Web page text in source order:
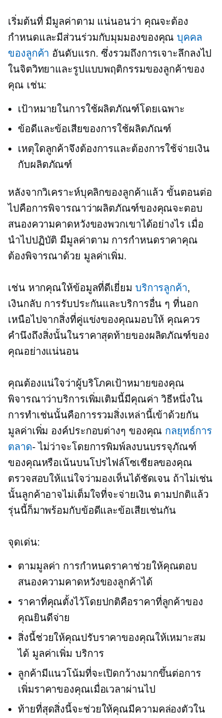
เริ่มต้นที่ มีมูลค่าตาม แน่นอนว่า คุณจะต้อง
กำหนดและมีส่วนร่วมกับมุมมองของคุณบุคคล
ของลูกค้า อันดับแรก. ซึ่งรวมถึงการเจาะลึกลงไป
ในจิตวิทยาและรูปแบบพฤติกรรมของลูกค้าของ
คุณ เช่น:
เป้าหมายในการใช้ผลิตภัณฑ์โดยเฉพาะ
ข้อดีและข้อเสียของการใช้ผลิตภัณฑ์
เหตุใดลูกค้าจึงต้องการและต้องการใช้จ่ายเงิน
กับผลิตภัณฑ์
หลังจากวิเคราะห์บุคลิกของลูกค้าแล้ว ขั้นตอนต่อ
ไปคือการพิจารณาว่าผลิตภัณฑ์ของคุณจะตอบ
สนองความคาดหวังของพวกเขาได้อย่างไร เมื่อ
นำไปปฏิบัติ มีมูลค่าตาม การกำหนดราคาคุณ
ต้องพิจารณาด้วย มูลค่าเพิ่ม.
เช่น หากคุณให้ข้อมูลที่ดีเยี่ยม บริการลูกค้า,
เงินกลับ การรับประกันและบริการอื่น ๆ ที่นอก
เหนือไปจากสิ่งที่คู่แข่งของคุณมอบให้ คุณควร
คำนึงถึงสิ่งนั้นในราคาสุดท้ายของผลิตภัณฑ์ของ
คุณอย่างแน่นอน
คุณต้องแน่ใจว่าผู้บริโภคเป้าหมายของคุณ
พิจารณาว่าบริการเพิ่มเติมนี้มีคุณค่า วิธีหนึ่งใน
การทำเช่นนั้นคือการรวมสิ่งเหล่านี้เข้าด้วยกัน
มูลค่าเพิ่ม องค์ประกอบต่างๆ ของคุณ กลยุทธ์การ
ตลาด- ไม่ว่าจะโดยการพิมพ์ลงบนบรรจุภัณฑ์
ของคุณหรือเน้นบนโปรไฟล์โซเชียลของคุณ
ตรวจสอบให้แน่ใจว่ามองเห็นได้ชัดเจน ถ้าไม่เช่น
นั้นลูกค้าอาจไม่เต็มใจที่จะจ่ายเงิน ตามปกติแล้ว
รุ่นนี้ก็มาพร้อมกับข้อดีและข้อเสียเช่นกัน
จุดเด่น:
ตามมูลค่า การกำหนดราคาช่วยให้คุณตอบ
สนองความคาดหวังของลูกค้าได้
ราคาที่คุณตั้งไว้โดยปกติคือราคาที่ลูกค้าของ
คุณยินดีจ่าย
สิ่งนี้ช่วยให้คุณปรับราคาของคุณให้เหมาะสม
ได้ มูลค่าเพิ่ม บริการ
ลูกค้ามีแนวโน้มที่จะเปิดกว้างมากขึ้นต่อการ
เพิ่มราคาของคุณเมื่อเวลาผ่านไป
ท้ายที่สุดสิ่งนี้จะช่วยให้คุณมีความคล่องตัวใน